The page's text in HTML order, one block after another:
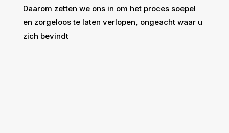
Daarom zetten we ons in om het proces soepel
en zorgeloos te laten verlopen, ongeacht waar u
zich bevindt